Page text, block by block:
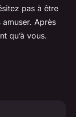
pas à être
Après
qu’à vous.